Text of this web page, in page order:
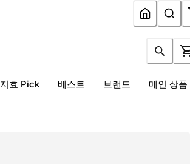
지효 Pick 베스트 브랜드 메인 상품